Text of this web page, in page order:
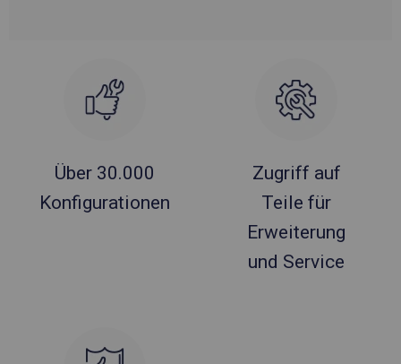
Über 30.000
Konfigurationen
Zugriff auf
Teile für
Erweiterung
und Service